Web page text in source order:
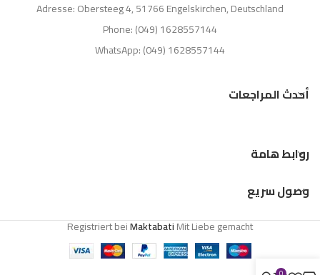
Adresse: Obersteeg 4, 51766 Engelskirchen, Deutschland
Phone: (049) 1628557144
WhatsApp: (049) 1628557144
أحدث المراجعات
روابط هامة
وصول سريع
Registriert beiMaktabatiMit Liebe gemacht